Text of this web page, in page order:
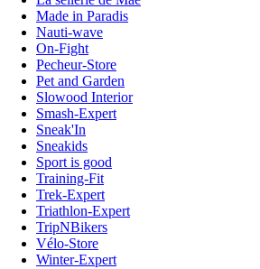
Made in Paradis
Nauti-wave
On-Fight
Pecheur-Store
Pet and Garden
Slowood Interior
Smash-Expert
Sneak'In
Sneakids
Sport is good
Training-Fit
Trek-Expert
Triathlon-Expert
TripNBikers
Vélo-Store
Winter-Expert